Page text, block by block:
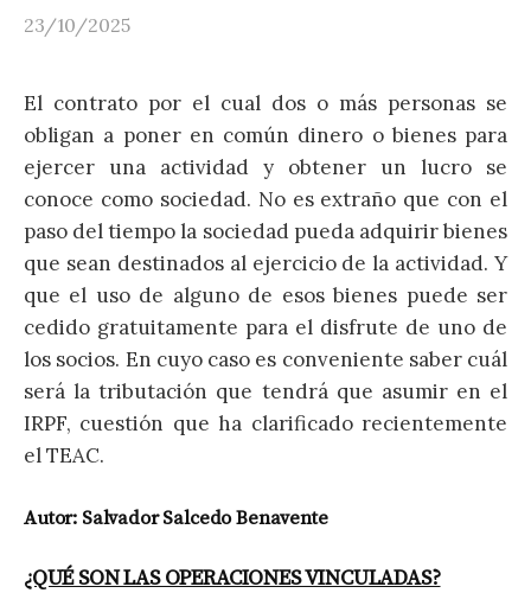
23/10/2025
El contrato por el cual dos o más personas se
obligan a poner en común dinero o bienes para
ejercer una actividad y obtener un lucro se
conoce como sociedad. No es extraño que con el
paso del tiempo la sociedad pueda adquirir bienes
que sean destinados al ejercicio de la actividad. Y
que el uso de alguno de esos bienes puede ser
cedido gratuitamente para el disfrute de uno de
los socios. En cuyo caso es conveniente saber cuál
será la tributación que tendrá que asumir en el
IRPF, cuestión que ha clarificado recientemente
el TEAC.
Autor: Salvador Salcedo Benavente
¿QUÉ SON LAS OPERACIONES VINCULADAS?